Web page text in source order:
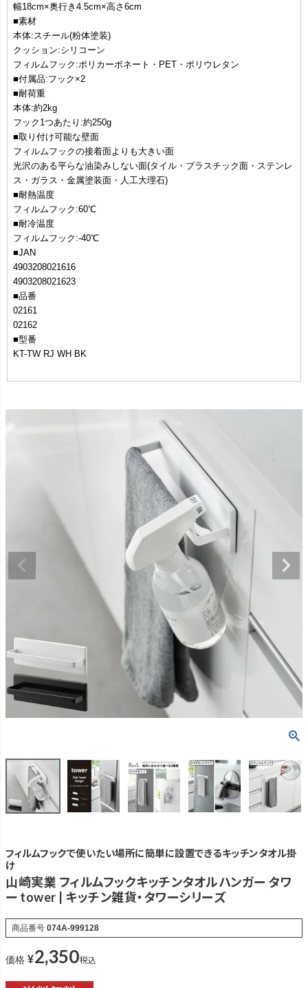
幅18cm×奥行き4.5cm×高さ6cm
■素材
本体:スチール(粉体塗装)
クッション:シリコーン
フィルムフック:ポリカーボネート・PET・ポリウレタン
■付属品:フック×2
■耐荷重
本体:約2kg
フック1つあたり:約250g
■取り付け可能な壁面
フィルムフックの接着面よりも大きい面
光沢のある平らな油染みしない面(タイル・プラスチック面・ステンレ
ス・ガラス・金属塗装面・人工大理石)
■耐熱温度
フィルムフック:60℃
■耐冷温度
フィルムフック:-40℃
■JAN
4903208021616
4903208021623
■品番
02161
02162
■型番
KT-TW RJ WH BK
フィルムフックで使いたい場所に簡単に設置できるキッチンタオル掛
け
山崎実業 フィルムフックキッチンタオルハンガー タワ
ー tower | キッチン雑貨・タワーシリーズ
商品番号 074A-999128
価格 ¥2,350税込